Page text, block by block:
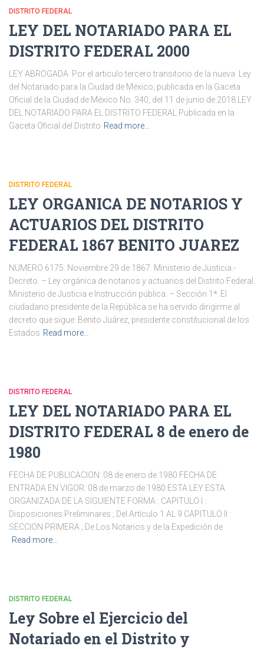
DISTRITO FEDERAL
LEY DEL NOTARIADO PARA EL
DISTRITO FEDERAL 2000
LEY ABROGADA Por el articulo tercero transitorio de la nueva Ley
del Notariado para la Ciudad de México, publicada en la Gaceta
Oficial de la Ciudad de México No. 340, del 11 de junio de 2018 LEY
DEL NOTARIADO PARA EL DISTRITO FEDERAL Publicada en la
Gaceta Oficial del Distrito Read more…
DISTRITO FEDERAL
LEY ORGANICA DE NOTARIOS Y
ACTUARIOS DEL DISTRITO
FEDERAL 1867 BENITO JUAREZ
NUMERO 6175. Noviembre 29 de 1867. Ministerio de Justicia.-
Decreto. – Ley orgánica de notarios y actuarios del Distrito Federal.
Ministerio de Justicia e Instrucción pública. – Sección 1ª. El
ciudadano presidente de la República se ha servido dirigirme al
decreto que sigue: Benito Juárez, presidente constitucional de los
Estados Read more…
DISTRITO FEDERAL
LEY DEL NOTARIADO PARA EL
DISTRITO FEDERAL 8 de enero de
1980
FECHA DE PUBLICACION: 08 de enero de 1980 FECHA DE
ENTRADA EN VIGOR: 08 de marzo de 1980 ESTA LEY ESTA
ORGANIZADA DE LA SIGUIENTE FORMA : CAPITULO I :
Disposiciones Preliminares ; Del Artículo 1 AL 9 CAPITULO II :
SECCION PRIMERA ; De Los Notarios y de la Expedición de
Read more…
DISTRITO FEDERAL
Ley Sobre el Ejercicio del
Notariado en el Distrito y